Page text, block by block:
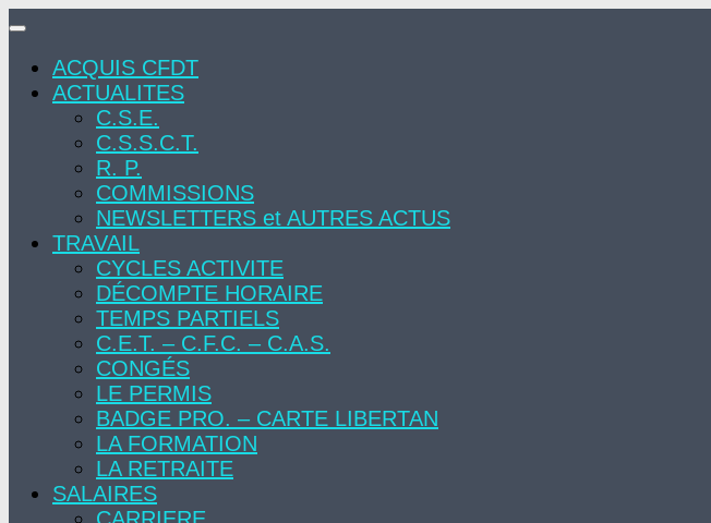
Skip
contentACQUIS CFDT
ACTUALITES
C.S.E.
C.S.S.C.T.
R. P.
COMMISSIONS
NEWSLETTERS et AUTRES ACTUS
TRAVAIL
CYCLES ACTIVITE
DÉCOMPTE HORAIRE
TEMPS PARTIELS
C.E.T. – C.F.C. – C.A.S.
CONGÉS
LE PERMIS
BADGE PRO. – CARTE LIBERTAN
LA FORMATION
LA RETRAITE
SALAIRES